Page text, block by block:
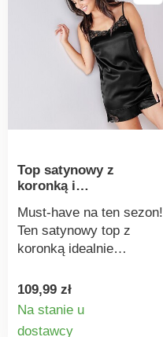
Dekolt podkreślony
koronkową tasiemką.
Kokardka między
miseczkami. Podwójna
dolna część miseczek.
Przód i tył wykonane z
ściągającej mikrofibry.
większego komfortu.
Zapięcie na haftki w
kroku. Od rozmiaru 80D:
szersze ramiączka,
potrójna haftka z tyłu.
oznacza produkty
tekstylne, które zostały
poddane testom
Top satynowy z
koronką i
ramiączkami
Must-have na ten sezon!
Ten satynowy top z
koronką idealnie
ciągu dnia, jak i
wieczorem. Wykonany z
109,99 zł
Na stanie u
dostawcy